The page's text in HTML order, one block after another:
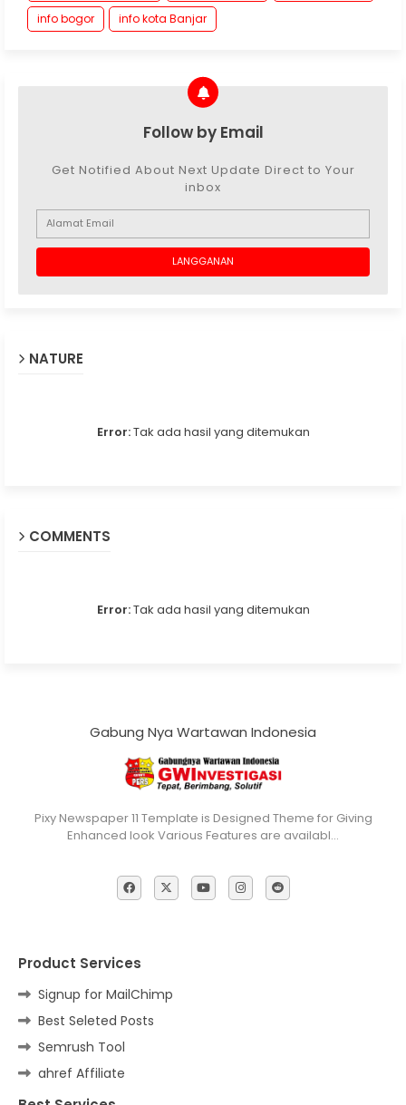
info bogor
info kota Banjar
Follow by Email
Get Notified About Next Update Direct to Your
inbox
NATURE
Error:Tak ada hasil yang ditemukan
COMMENTS
Error:Tak ada hasil yang ditemukan
Gabung Nya Wartawan Indonesia
Pixy Newspaper 11 Template is Designed Theme for Giving
Enhanced look Various Features are availabl…
Product Services
Signup for MailChimp
Best Seleted Posts
Semrush Tool
ahref Affiliate